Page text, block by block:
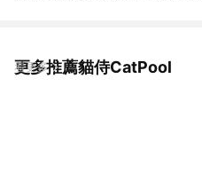
更多推薦貓侍CatPool
看更多